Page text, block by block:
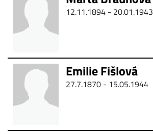
12.11.1894 - 20.01.1943
Emilie Fišlová
27.7.1870 - 15.05.1944